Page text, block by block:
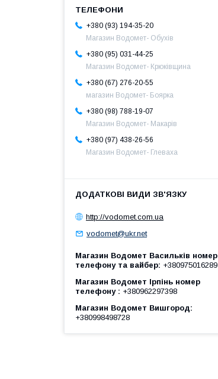
+380 (93) 194-35-20
Магазин Водомет- Обухів
+380 (95) 031-44-25
Магазин Водомет- Крюківщина
+380 (67) 276-20-55
магазин Водомет- Боярка
+380 (98) 788-19-07
Магазин Водомет- Макарів
+380 (97) 438-26-56
Магазин Водомет- Глеваха
http://vodomet.com.ua
vodomet@ukr.net
Магазин Водомет Васильків номер
телефону та вайбер +380975016289
Магазин Водомет Ірпінь номер
телефону
+380962297398
Магазин Водомет Вишгород
+380998498728